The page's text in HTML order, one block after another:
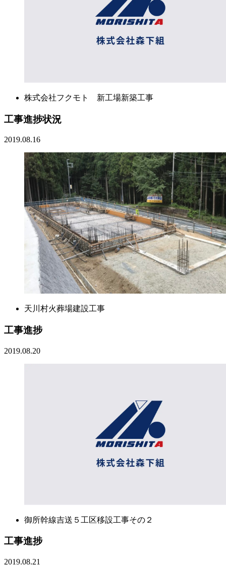
株式会社フクモト 新工場新築工事
工事進捗状況
2019.08.16
天川村火葬場建設工事
工事進捗
2019.08.20
御所幹線吉送５工区移設工事その２
工事進捗
2019.08.21